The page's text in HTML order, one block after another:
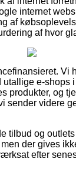
internet
af
af hvor
Vi
e-shops i
produkter, og
sender videre
tilbud og
der gives
efter